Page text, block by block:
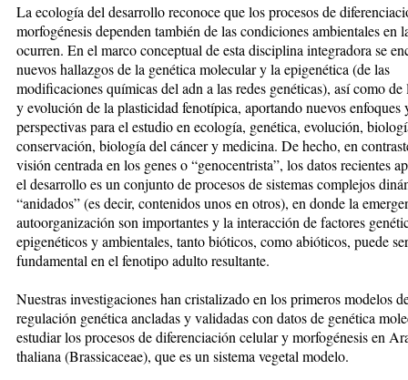
La ecología del desarrollo reconoce que los procesos de
morfogénesis dependen también de las condiciones ambientales en
ocurren. En el marco conceptual de esta disciplina integradora se
nuevos hallazgos de la genética molecular y la epigenética (de las
modificaciones químicas del adn a las redes genéticas), así como
y evolución de la plasticidad fenotípica, aportando nuevos enfoques
perspectivas para el estudio en ecología, genética, evolución,
conservación, biología del cáncer y medicina. De hecho, en
visión centrada en los genes o “genocentrista”, los datos recientes
el desarrollo es un conjunto de procesos de sistemas complejos
“anidados” (es decir, contenidos unos en otros), en donde la
autoorganización son importantes y la interacción de factores
epigenéticos y ambientales, tanto bióticos, como abióticos, puede ser
fundamental en el fenotipo adulto resultante.
Nuestras investigaciones han cristalizado en los primeros modelos
regulación genética ancladas y validadas con datos de genética
estudiar los procesos de diferenciación celular y morfogénesis en
thaliana (Brassicaceae), que es un sistema vegetal modelo.